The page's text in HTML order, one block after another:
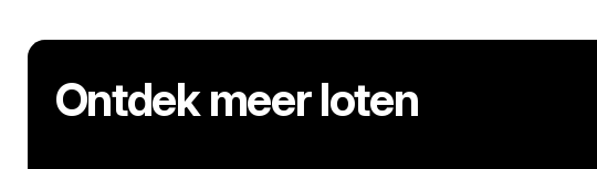
Ontdek meer loten